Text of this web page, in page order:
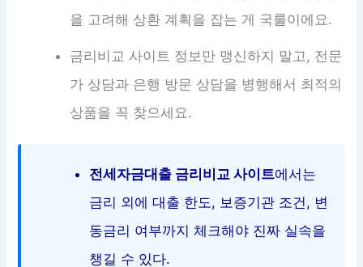
을 고려해 상환 계획을 잡는 게 국룰이에요.
금리비교 사이트 정보만 맹신하지 말고, 전문
가 상담과 은행 방문 상담을 병행해서 최적의
상품을 꼭 찾으세요.
전세자금대출 금리비교 사이트에서는
금리 외에 대출 한도, 보증기관 조건, 변
동금리 여부까지 체크해야 진짜 실속을
챙길 수 있다.